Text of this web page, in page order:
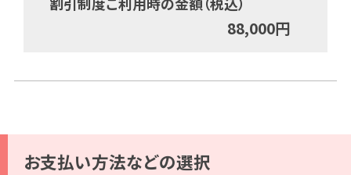
88,000円
お支払い方法などの選択